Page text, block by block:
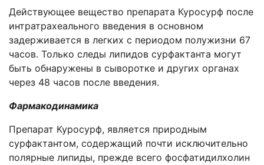
Действующее вещество препарата Куросурф после
интратрахеального введения в основном
задерживается в легких с периодом полужизни 67
часов. Только следы липидов сурфактанта могут
быть обнаружены в сыворотке и других органах
через 48 часов после введения.
Фармакодинамика
Препарат Куросурф, является природным
сурфактантом, содержащий почти исключительно
полярные липиды, прежде всего фосфатидилхолин